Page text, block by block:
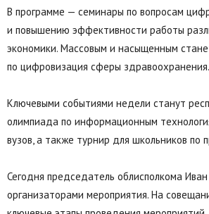
В программе — семинары по вопросам
и повышению эффективности работы
экономики. Массовым и насыщенным
по цифровизация сферы здравоохранения.
Ключевыми событиями недели станут
олимпиада по информационным
вузов, а также турнир для школьников по
Сегодня председатель облисполкома
организаторами мероприятия. На